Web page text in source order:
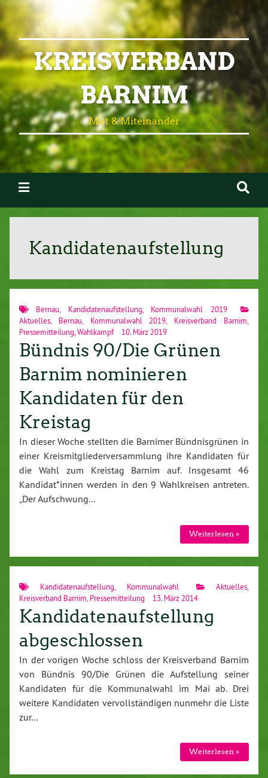
KREISVERBAND
BARNIM
Mut & Miteinander
Kandidatenaufstellung
Bernau, Kandidatenaufstellung, Kommunalwahl 2019
Aktuelles, Bernau, Kommunalwahl 2019, Kreisverband Barnim,
Pressemitteilung,Wahlkampf 10. März 2019
Bündnis 90/Die Grünen
Barnim nominieren
Kandidaten für den
Kreistag
In dieser Woche stellten die Barnimer Bündnisgrünen in
einer Kreismitgliederversammlung ihre Kandidaten für
die Wahl zum Kreistag Barnim auf. Insgesamt 46
Kandidat*innen werden in den 9 Wahlkreisen antreten.
„Der Aufschwung…
Weiterlesen »
Kandidatenaufstellung Kommunalwahl Aktuelles
Kreisverband Barnim Pressemitteilung 13. März 2014
Kandidatenaufstellung
abgeschlossen
In der vorigen Woche schloss der Kreisverband Barnim
von Bündnis 90/Die Grünen die Aufstellung seiner
Kandidaten für die Kommunalwahl im Mai ab. Drei
weitere Kandidaten vervollständigen nunmehr die Liste
zur…
Weiterlesen »